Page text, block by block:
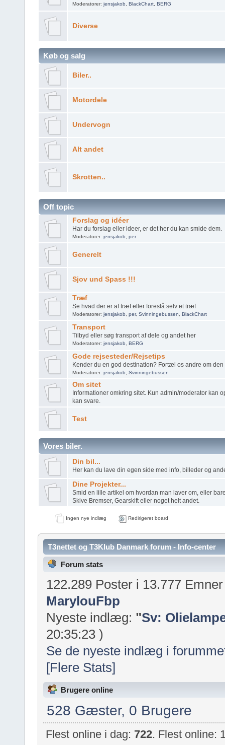
Moderatorer: jensjakob BlackChart, BERG
Diverse
Køb og salg
Biler..
Motordele
Undervogn
Alt andet
Skrotten..
Off topic
Forslag og idéer
Har du forslag eller ideer, er det her du kan smide dem.
Moderatorer: jensjakob per
Generelt
Sjov und Spass !!!
Træf
Se hvad der er af træf eller foreslå selv et træf
Moderatorer: jensjakob per, Svinningebussen BlackChart
Transport
Tilbyd eller søg transport af dele og andet her
Moderatorer: jensjakob BERG
Gode rejsesteder/Rejsetips
Kender du en god destination? Fortæl os andre om den
Moderatorer: jensjakob Svinningebussen
Om sitet
Informationer omkring sitet. Kun admin/moderator kan
kan svare.
Test
Vores biler.
Din bil...
Her kan du lave din egen side med info, billeder og
Dine Projekter...
Smid en lille artikel om hvordan man laver om, eller
Skive Bremser, Gearskift eller noget helt andet.
Ingen nye indlæg Redirigeret board
T3nettet og T3Klub Danmark forum - Info-center
Forum stats
122.289 Poster i 13.777
MarylouFbp
Nyeste indlæg: "Sv:
20:35:23 )
Se de nyeste indlæg i
[Flere Stats]
Brugere online
528 Gæster, 0 Brugere
Flest online i dag: 722. Flest online: